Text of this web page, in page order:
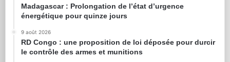
Madagascar : Prolongation de l’état d’urgence
énergétique pour quinze jours
9 août 2026
RD Congo : une proposition de loi déposée pour durcir
le contrôle des armes et munitions